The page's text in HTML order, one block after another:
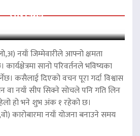
राशिफल
नयाँ जिम्मेवारीले आफ्नो क्षमता
सानो परिवर्तनले भविष्यका
कसैलाई दिएको वचन पूरा गर्दा विश्वास
वा नयाँ सीप सिक्ने सोचले पनि गति लिन
हो भने शुभ अंक १ रहेको छ।
कारोबारमा नयाँ योजना बनाउने समय